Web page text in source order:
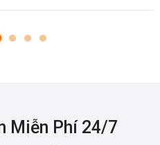
Miễn Phí 24/7